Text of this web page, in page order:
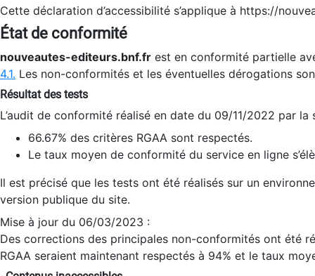
Cette déclaration d’accessibilité s’applique à https://
État de conformité
nouveautes-editeurs.bnf.fr est en conformité partielle
4.1. Les non-conformités et les éventuelles dérogations
Résultat des tests
L’audit de conformité réalisé en date du 09/11/2022 par
66.67% des critères RGAA sont respectés.
Le taux moyen de conformité du service en ligne
Il est précisé que les tests ont été réalisés sur un
version publique du site.
Mise à jour du 06/03/2023 :
Des corrections des principales non-conformités ont été
RGAA seraient maintenant respectés à 94% et le taux